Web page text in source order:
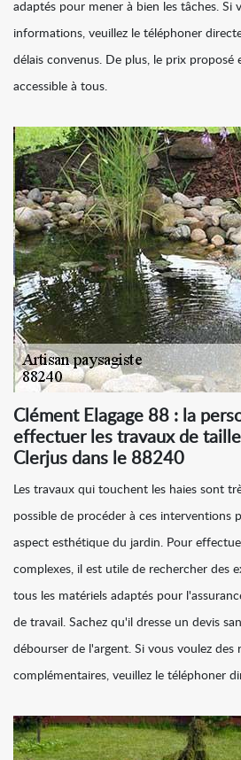
adaptés pour mener à bien les tâches. Si
informations, veuillez le téléphoner
délais convenus. De plus, le prix proposé
accessible à tous.
Clément Elagage 88 : la
effectuer les travaux de taille
Clerjus dans le 88240
Les travaux qui touchent les haies sont
possible de procéder à ces interventions
aspect esthétique du jardin. Pour
complexes, il est utile de rechercher des
tous les matériels adaptés pour
de travail. Sachez qu'il dresse un devis
débourser de l'argent. Si vous voulez des
complémentaires, veuillez le téléphoner